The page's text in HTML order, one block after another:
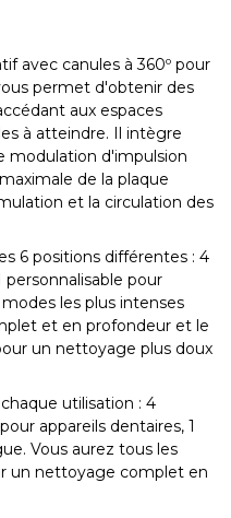
avec canules à 360º pour
permet d'obtenir des
aux espaces
à atteindre. Il intègre
modulation d'impulsion
de la plaque
et la circulation des
6 positions différentes : 4
personnalisable pour
les plus intenses
et en profondeur et le
un nettoyage plus doux
utilisation : 4
appareils dentaires, 1
Vous aurez tous les
un nettoyage complet en